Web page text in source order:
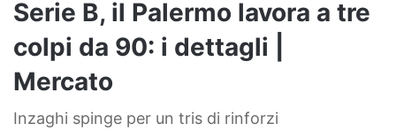
Serie B, il Palermo lavora a tre
colpi da 90: i dettagli |
Mercato
Inzaghi spinge per un tris di rinforzi